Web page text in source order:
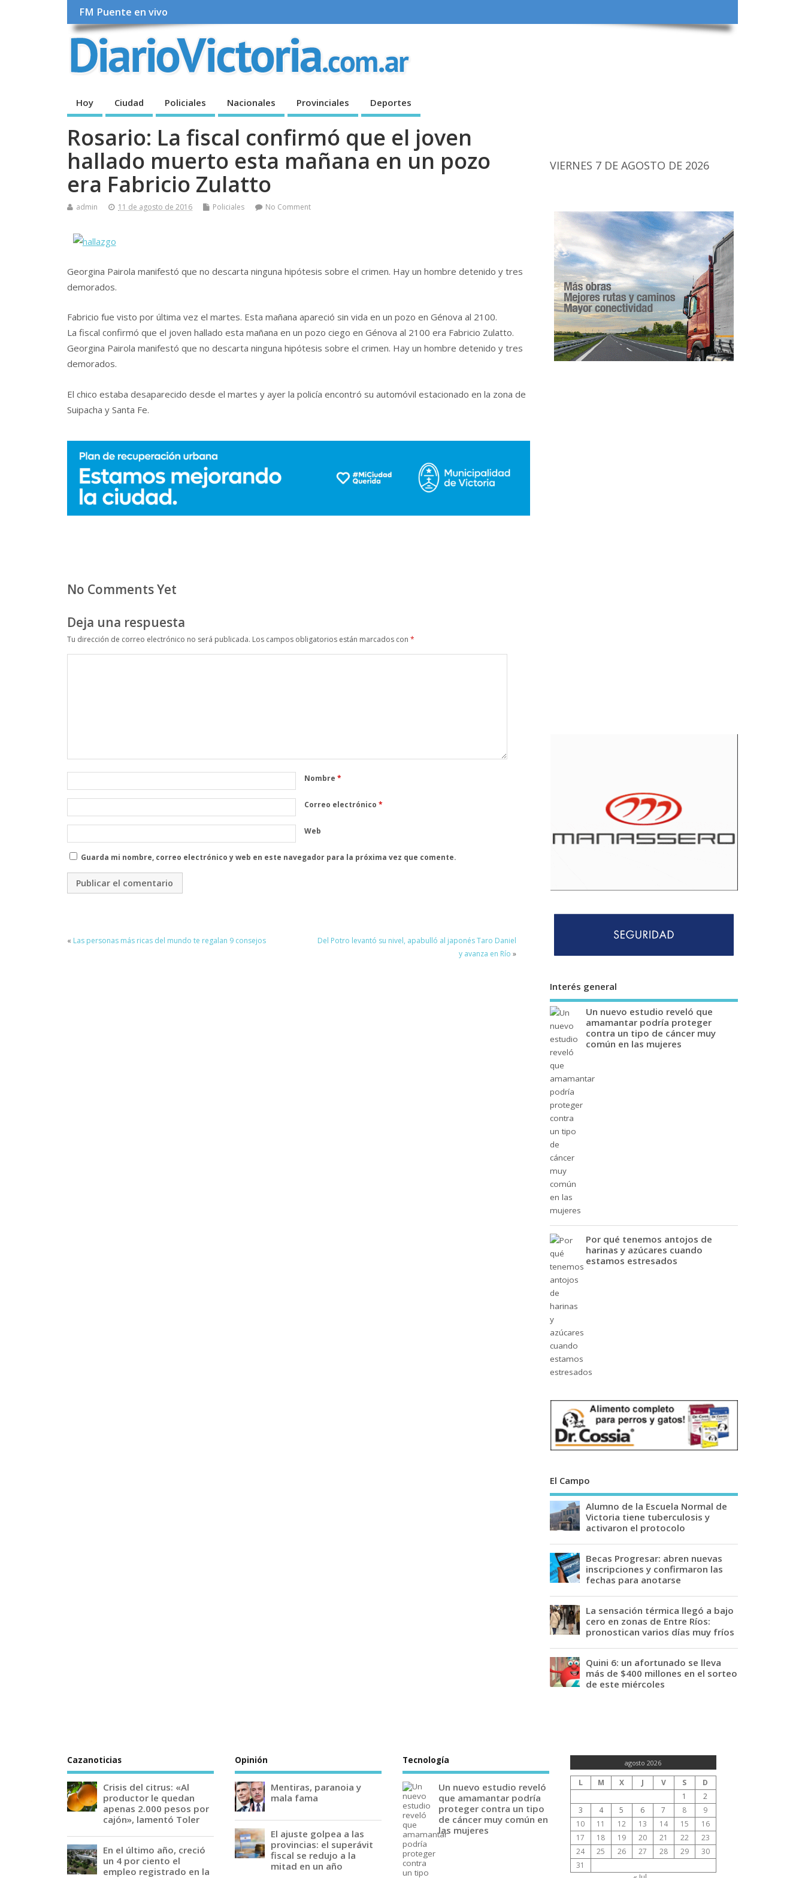
FM Puente en vivo
Hoy Ciudad Policiales Nacionales Provinciales Deportes
Rosario: La fiscal confirmó que el joven
hallado muerto esta mañana en un pozo
era Fabricio Zulatto
admin 11 de agosto de 2016 Policiales No Comment
Georgina Pairola manifestó que no descarta ninguna hipótesis sobre el crimen. Hay un hombre detenido y tres
demorados.
Fabricio fue visto por última vez el martes. Esta mañana apareció sin vida en un pozo en Génova al 2100.
La fiscal confirmó que el joven hallado esta mañana en un pozo ciego en Génova al 2100 era Fabricio Zulatto.
Georgina Pairola manifestó que no descarta ninguna hipótesis sobre el crimen. Hay un hombre detenido y tres
demorados.
El chico estaba desaparecido desde el martes y ayer la policía encontró su automóvil estacionado en la zona de
Suipacha y Santa Fe.
No Comments Yet
Deja una respuesta
Tu dirección de correo electrónico no será publicada. Los campos obligatorios están marcados con *
Nombre *
Correo electrónico *
Web
Guarda mi nombre, correo electrónico y web en este navegador para la próxima vez que comente.
« Las personas más ricas del mundo te regalan 9 consejos
Del Potro levantó su nivel, apabulló al japonés Taro Daniel
y avanza en Río »
VIERNES 7 DE AGOSTO DE 2026
Interés general
Un nuevo estudio reveló que
amamantar podría proteger
contra un tipo de cáncer muy
común en las mujeres
Por qué tenemos antojos de
harinas y azúcares cuando
estamos estresados
El Campo
Alumno de la Escuela Normal de
Victoria tiene tuberculosis y
activaron el protocolo
Becas Progresar: abren nuevas
inscripciones y confirmaron las
fechas para anotarse
La sensación térmica llegó a bajo
cero en zonas de Entre Ríos:
pronostican varios días muy fríos
Quini 6: un afortunado se lleva
más de $400 millones en el sorteo
de este miércoles
Cazanoticias
Crisis del citrus: «Al
productor le quedan
apenas 2.000 pesos por
cajón», lamentó Toler
En el último año, creció
un 4 por ciento el
empleo registrado en la
Opinión
Mentiras, paranoia y
mala fama
El ajuste golpea a las
provincias: el superávit
fiscal se redujo a la
mitad en un año
Tecnología
Un nuevo estudio reveló
que amamantar podría
proteger contra un tipo
de cáncer muy común en
las mujeres
agosto 2026
L M X J V S
D
1
2
3
4 5 6 7 8
9
10
11 12 13 14 15
16
17
18 19 20 21 22
23
24
25 26 27 28 29
30
31